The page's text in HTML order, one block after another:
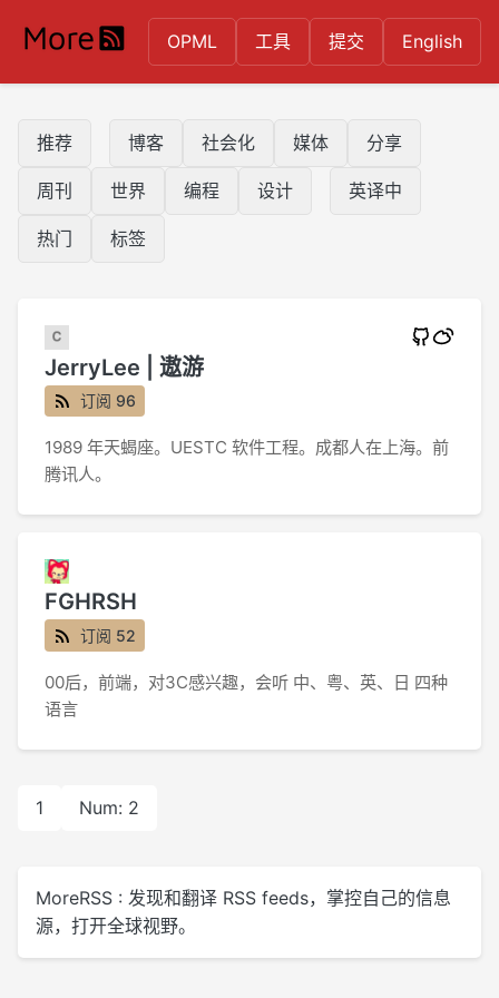
OPML 工具 提交 English
推荐 博客 社会化 媒体 分享
周刊 世界 编程 设计 英译中
热门 标签
JerryLee | 遨游
订阅 96
1989 年天蝎座。UESTC 软件工程。成都人在上海。前
腾讯人。
FGHRSH
订阅 52
00后，前端，对3C感兴趣，会听 中、粤、英、日 四种
语言
1 Num: 2
MoreRSS : 发现和翻译 RSS feeds，掌控自己的信息
源，打开全球视野。